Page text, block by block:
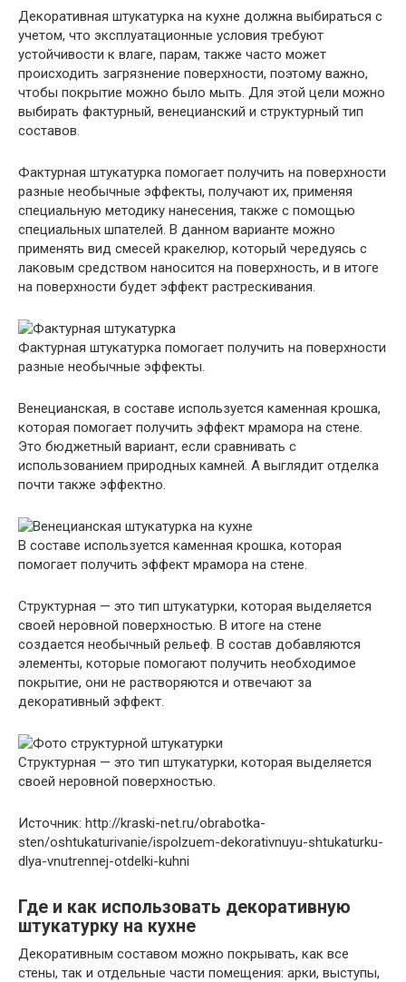
Декоративная штукатурка на кухне должна выбираться с
учетом, что эксплуатационные условия требуют
устойчивости к влаге, парам, также часто может
происходить загрязнение поверхности, поэтому важно,
чтобы покрытие можно было мыть. Для этой цели можно
выбирать фактурный, венецианский и структурный тип
составов.
Фактурная штукатурка помогает получить на поверхности
разные необычные эффекты, получают их, применяя
специальную методику нанесения, также с помощью
специальных шпателей. В данном варианте можно
применять вид смесей кракелюр, который чередуясь с
лаковым средством наносится на поверхность, и в итоге
на поверхности будет эффект растрескивания.
Фактурная штукатурка помогает получить на поверхности
разные необычные эффекты.
Венецианская, в составе используется каменная крошка,
которая помогает получить эффект мрамора на стене.
Это бюджетный вариант, если сравнивать с
использованием природных камней. А выглядит отделка
почти также эффектно.
В составе используется каменная крошка, которая
помогает получить эффект мрамора на стене.
Структурная — это тип штукатурки, которая выделяется
своей неровной поверхностью. В итоге на стене
создается необычный рельеф. В состав добавляются
элементы, которые помогают получить необходимое
покрытие, они не растворяются и отвечают за
декоративный эффект.
Структурная — это тип штукатурки, которая выделяется
своей неровной поверхностью.
Источник: http://kraski-net.ru/obrabotka-
sten/oshtukaturivanie/ispolzuem-dekorativnuyu-shtukaturku-
dlya-vnutrennej-otdelki-kuhni
Где и как использовать декоративную
штукатурку на кухне
Декоративным составом можно покрывать, как все
стены, так и отдельные части помещения: арки, выступы,